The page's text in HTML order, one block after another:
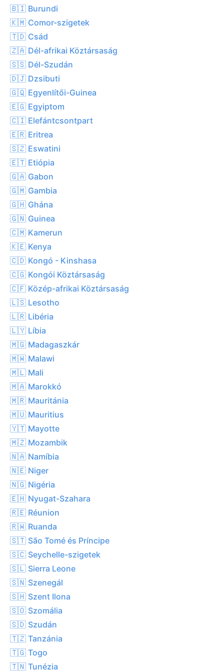
🇧🇮 Burundi
🇰🇲 Comor-szigetek
🇹🇩 Csád
🇿🇦 Dél-afrikai Köztársaság
🇸🇸 Dél-Szudán
🇩🇯 Dzsibuti
🇬🇶 Egyenlítői-Guinea
🇪🇬 Egyiptom
🇨🇮 Elefántcsontpart
🇪🇷 Eritrea
🇸🇿 Eswatini
🇪🇹 Etiópia
🇬🇦 Gabon
🇬🇲 Gambia
🇬🇭 Ghána
🇬🇳 Guinea
🇨🇲 Kamerun
🇰🇪 Kenya
🇨🇩 Kongó - Kinshasa
🇨🇬 Kongói Köztársaság
🇨🇫 Közép-afrikai Köztársaság
🇱🇸 Lesotho
🇱🇷 Libéria
🇱🇾 Líbia
🇲🇬 Madagaszkár
🇲🇼 Malawi
🇲🇱 Mali
🇲🇦 Marokkó
🇲🇷 Mauritánia
🇲🇺 Mauritius
🇾🇹 Mayotte
🇲🇿 Mozambik
🇳🇦 Namíbia
🇳🇪 Niger
🇳🇬 Nigéria
🇪🇭 Nyugat-Szahara
🇷🇪 Réunion
🇷🇼 Ruanda
🇸🇹 São Tomé és Príncipe
🇸🇨 Seychelle-szigetek
🇸🇱 Sierra Leone
🇸🇳 Szenegál
🇸🇭 Szent Ilona
🇸🇴 Szomália
🇸🇩 Szudán
🇹🇿 Tanzánia
🇹🇬 Togo
🇹🇳 Tunézia